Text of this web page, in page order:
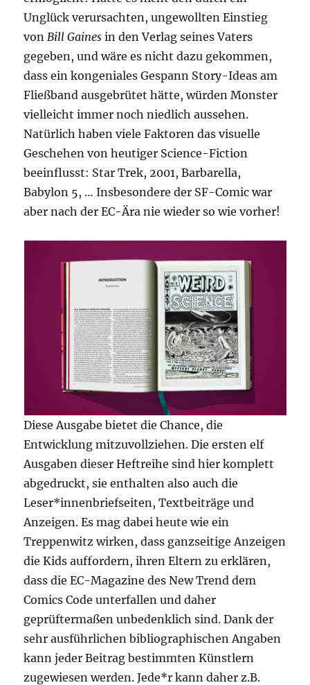
Unglück verursachten, ungewollten Einstieg
vonBill Gaines in den Verlag seines Vaters
gegeben, und wäre es nicht dazu gekommen,
dass ein kongeniales Gespann Story-Ideas am
Fließband ausgebrütet hätte, würden Monster
vielleicht immer noch niedlich aussehen.
Natürlich haben viele Faktoren das visuelle
Geschehen von heutiger Science-Fiction
beeinflusst: Star Trek, 2001, Barbarella,
Babylon 5, … Insbesondere der SF-Comic war
aber nach der EC-Ära nie wieder so wie vorher!
Diese Ausgabe bietet die Chance, die
Entwicklung mitzuvollziehen. Die ersten elf
Ausgaben dieser Heftreihe sind hier komplett
abgedruckt, sie enthalten also auch die
Leser*innenbriefseiten, Textbeiträge und
Anzeigen. Es mag dabei heute wie ein
Treppenwitz wirken, dass ganzseitige Anzeigen
die Kids auffordern, ihren Eltern zu erklären,
dass die EC-Magazine des New Trend dem
Comics Code unterfallen und daher
geprüftermaßen unbedenklich sind. Dank der
sehr ausführlichen bibliographischen Angaben
kann jeder Beitrag bestimmten Künstlern
zugewiesen werden. Jede*r kann daher z.B.